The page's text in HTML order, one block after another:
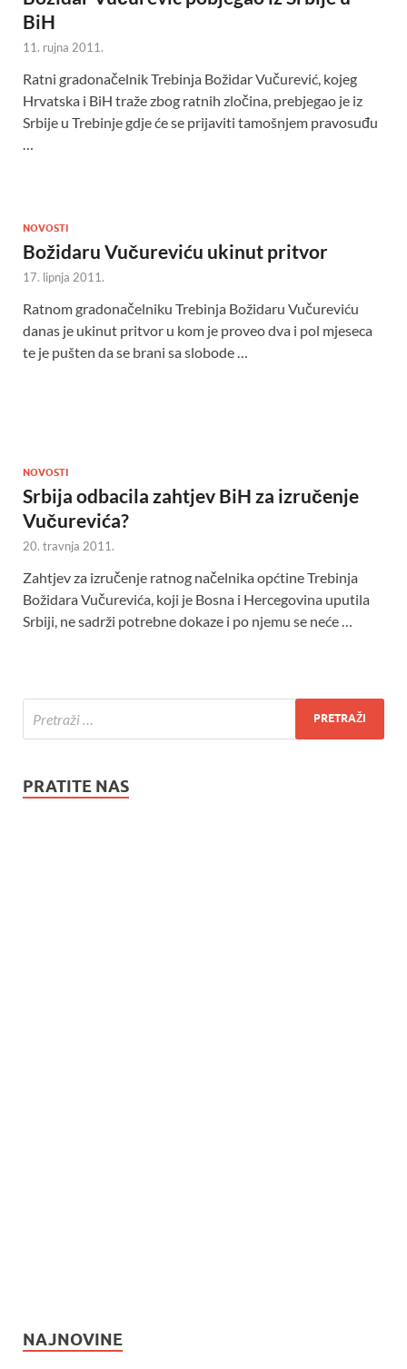
BiH
11. rujna 2011.
Ratni gradonačelnik Trebinja Božidar Vučurević, kojeg
Hrvatska i BiH traže zbog ratnih zločina, prebjegao je iz
Srbije u Trebinje gdje će se prijaviti tamošnjem pravosuđu
NOVOSTI
Božidaru Vučureviću ukinut pritvor
17. lipnja 2011.
Ratnom gradonačelniku Trebinja Božidaru Vučureviću
danas je ukinut pritvor u kom je proveo dva i pol mjeseca
te je pušten da se brani sa slobode …
NOVOSTI
Srbija odbacila zahtjev BiH za izručenje
Vučurevića?
20. travnja 2011.
Zahtjev za izručenje ratnog načelnika općtine Trebinja
Božidara Vučurevića, koji je Bosna i Hercegovina uputila
Srbiji, ne sadrži potrebne dokaze i po njemu se neće …
PRATITE NAS
NAJNOVINE